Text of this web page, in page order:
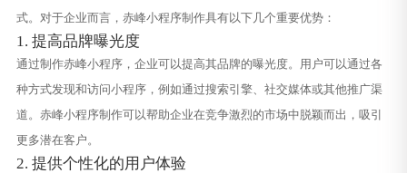
式。对于企业而言，赤峰小程序制作具有以下几个重要优势：
1. 提高品牌曝光度
通过制作赤峰小程序，企业可以提高其品牌的曝光度。用户可以通过各
种方式发现和访问小程序，例如通过搜索引擎、社交媒体或其他推广渠
道。赤峰小程序制作可以帮助企业在竞争激烈的市场中脱颖而出，吸引
更多潜在客户。
2. 提供个性化的用户体验